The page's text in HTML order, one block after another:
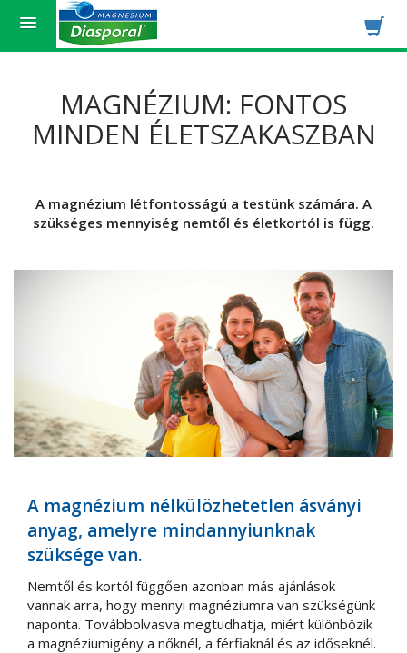
MAGNÉZIUM: FONTOS
MINDEN ÉLETSZAKASZBAN
A magnézium létfontosságú a testünk számára. A
szükséges mennyiség nemtől és életkortól is függ.
A magnézium nélkülözhetetlen ásványi
anyag, amelyre mindannyiunknak
szüksége van.
Nemtől és kortól függően azonban más ajánlások
vannak arra, hogy mennyi magnéziumra van szükségünk
naponta. Továbbolvasva megtudhatja, miért különbözik
a magnéziumigény a nőknél, a férfiaknál és az időseknél.